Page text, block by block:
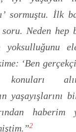
sormuştu. İlk
Neden hep
yoksulluğunu
‘Ben
konuları
yaşayışlarını
2